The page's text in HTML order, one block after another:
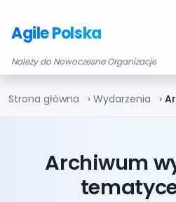
Agile Polska
Należy do Nowoczesne Organizacje
Strona główna Wydarzenia
Archiwum